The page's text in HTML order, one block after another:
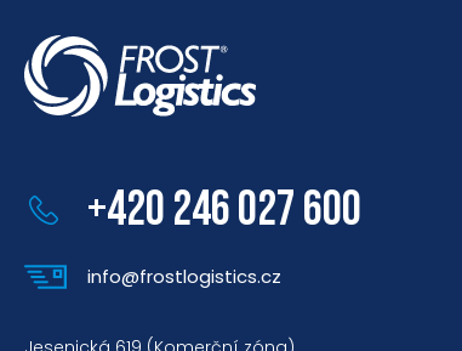
+420 246 027 600
info@frostlogistics.cz